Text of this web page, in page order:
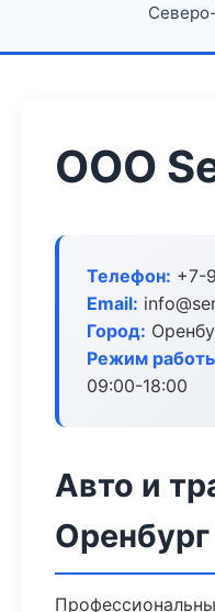
ООО
Телефон: +7-
Email:
Город:
Режим
09:00-18:00
Авто и
Оренбург